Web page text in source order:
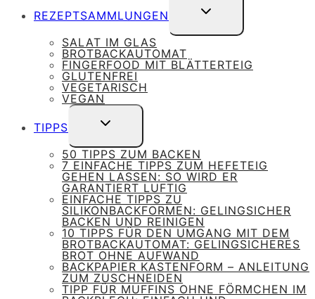
REZEPTSAMMLUNGEN
UNTERMENÜ
UMSCHALTEN
SALAT IM GLAS
BROTBACKAUTOMAT
FINGERFOOD MIT BLÄTTERTEIG
GLUTENFREI
VEGETARISCH
VEGAN
TIPPS
UNTERMENÜ
UMSCHALTEN
50 TIPPS ZUM BACKEN
7 EINFACHE TIPPS ZUM HEFETEIG
GEHEN LASSEN: SO WIRD ER
GARANTIERT LUFTIG
EINFACHE TIPPS ZU
SILIKONBACKFORMEN: GELINGSICHER
BACKEN UND REINIGEN
10 TIPPS FÜR DEN UMGANG MIT DEM
BROTBACKAUTOMAT: GELINGSICHERES
BROT OHNE AUFWAND
BACKPAPIER KASTENFORM – ANLEITUNG
ZUM ZUSCHNEIDEN
TIPP FÜR MUFFINS OHNE FÖRMCHEN IM